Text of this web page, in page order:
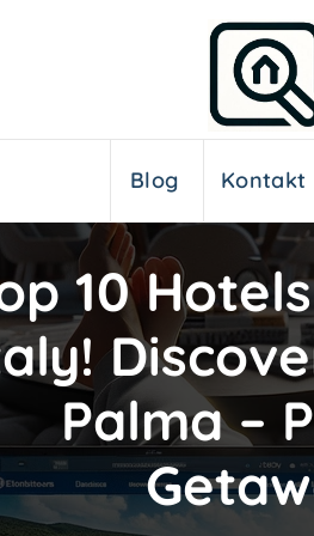
Blog Kontakt
10
Palma –